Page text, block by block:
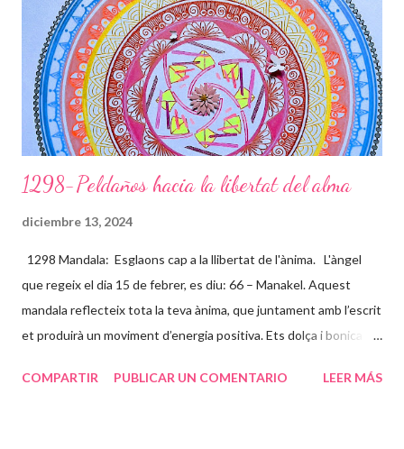
aquests dibuixos, que són petjades teves i seves, on t’ensenya
els camins per on has de transitar. La fada t’acompanya en
aquest camí, tens la gran sort d’haver compartit l’entr...
1298-Peldaños hacia la libertat del alma
diciembre 13, 2024
1298 Mandala: Esglaons cap a la llibertat de l'ànima. L'àngel
que regeix el dia 15 de febrer, es diu: 66 – Manakel. Aquest
mandala reflecteix tota la teva ànima, que juntament amb l’escrit
et produirà un moviment d’energia positiva. Ets dolça i bonica
causes socials i t’entregues amb molt d’amor incondicional, per
COMPARTIR PUBLICAR UN COMENTARIO LEER MÁS